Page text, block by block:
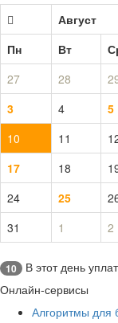
Август
Пн
Вт
27
28
3
4 5
10
11
17
18
24
25
31
1 2
10
В этот день
Онлайн-сервисы
Алгоритмы для